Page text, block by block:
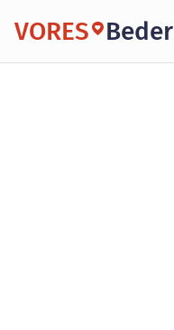
VORES Beder